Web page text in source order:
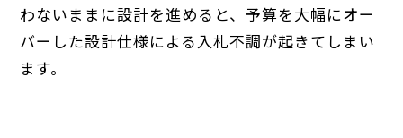
わないままに設計を進めると、予算を大幅にオー
バーした設計仕様による入札不調が起きてしまい
ます。